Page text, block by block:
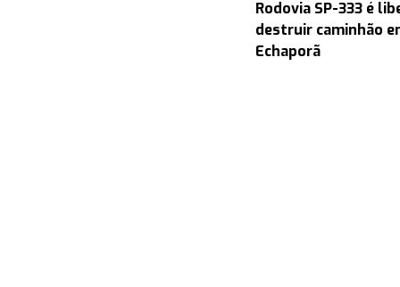
Rodovia SP-333 é
destruir caminhão
Echaporã